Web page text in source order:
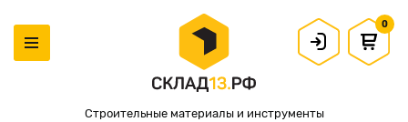
Строительные материалы и инструменты
0